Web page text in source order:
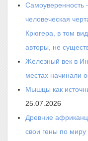
Самоуверенность
человеческая
Крюгера, в том
авторы, не
Железный век в
местах начинали
Мышцы как
25.07.2026
Древние
свои гены по миру